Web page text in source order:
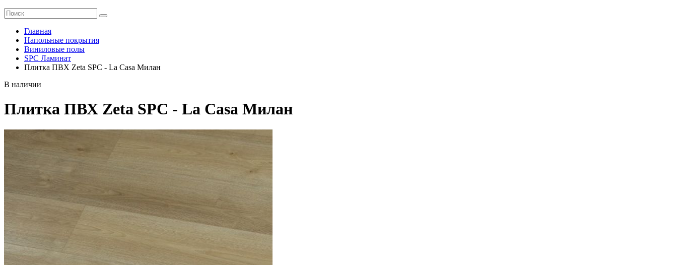
Главная
Напольные покрытия
Виниловые полы
SPC Ламинат
Плитка ПВХ Zeta SPC - La Casa Милан
В наличии
Плитка ПВХ Zeta SPC - La Casa Милан